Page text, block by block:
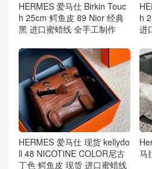
HERMES 爱马仕 Birkin Touc
h 25cm 鳄鱼皮 89 Nior 经典
黑 进口蜜蜡线 全手工制作
h
进
HERMES 爱马仕 现货 kellydo
ll 48 NICOTINE COLOR尼古
丁色 鳄鱼皮 现货 进口蜜蜡线
马